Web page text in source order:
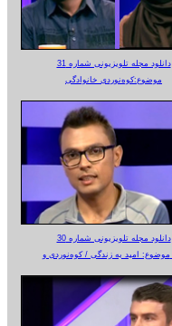
دانلود مجله تلویزیونی شماره 31
موضوع:کوه‌نوردی خانوادگی
دانلود مجله تلویزیونی شماره 30